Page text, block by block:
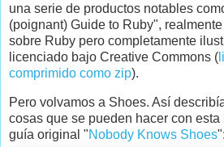
una serie de productos notables
(poignant) Guide to Ruby",
sobre Ruby pero completamente
licenciado bajo Creative Commons (
comprimido como zip).
Pero volvamos a Shoes. Así
cosas que se pueden hacer con esta
guía original "Nobody Knows Shoes":